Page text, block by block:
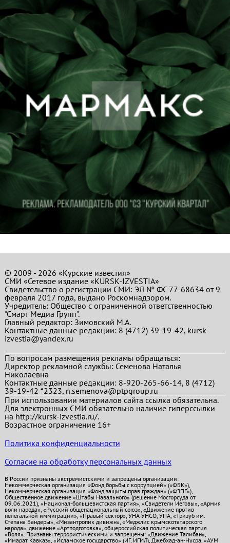
© 2009 - 2026 «Курские известия»
СМИ «Сетевое издание «KURSK-IZVESTIA»
Свидетельство о регистрации СМИ: ЭЛ № ФС 77-68634 от 9
февраля 2017 года, выдано Роскомнадзором.
Учредитель: Общество с ограниченной ответственностью
"Смарт Медиа Групп".
Главный редактор:Зимовский М.А.
Контактные данные редакции: 8 (4712) 39-19-42, kursk-
izvestia@yandex.ru
По вопросам размещения рекламы обращаться:
Директор рекламной службы: Семенова Наталья
Николаевна
Контактные данные редакции: 8-920-265-66-14, 8 (4712)
39-19-42 *2323, n.semenova@ptpgroup.ru
При использовании материалов сайта ссылка обязательна.
Для электронных СМИ обязательно наличие гиперссылки
на http://kursk-izvestia.ru/.
Возрастное ограничение 16+
Политика конфиденциальности
Согласие на обработку персональных данных
В России признаны экстремистскими и запрещены организации:
Некоммерческая организация «Фонд борьбы с коррупцией» («ФБК»),
Некоммерческая организация «Фонд защиты прав граждан» («ФЗПГ»),
Общественное движение «Штабы Навального» (решение Мосгорсуда от
09.06.2021), «Национал-большевистская партия», «Свидетели Иеговы», «Армия
воли народа», «Русский общенациональный союз», «Движение против
нелегальной иммиграции», «Правый сектор», УНА-УНСО, УПА, «Тризуб им.
Степана Бандеры», «Мизантропик дивижн», «Меджлис крымскотатарского
народа», движение «Артподготовка», общероссийская политическая партия
«Воля». Признаны террористическими и запрещены: «Движение Талибан»,
«Имарат Кавказ», «Исламское государство» (ИГ, ИГИЛ), Джебхад-ан-Нусра, «АУМ